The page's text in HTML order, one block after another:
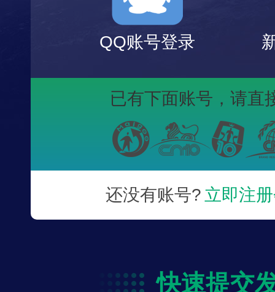
QQ账号登录
已有下面账号， 请直
还没有账号? 立即注
快速提交